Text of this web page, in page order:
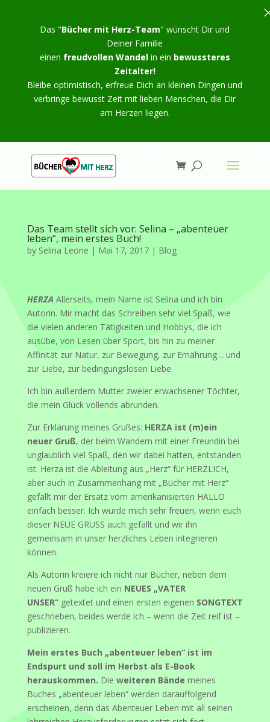
Das Team stellt sich vor: Selina – „abenteuer
leben“, mein erstes Buch!
by Selina Leone | Mai 17, 2017| Blog
HERZA Allerseits, mein Name ist Selina und ich bin
Autorin. Mir macht das Schreiben sehr viel Spaß, wie
die vielen anderen Tätigkeiten und Hobbys, die ich
ausübe, von Lesen über Sport, bis hin zu meiner
Affinität zur Natur, zur Bewegung, zur Ernährung… und
zur Liebe, zur bedingungslosen Liebe.
Ich bin außerdem Mutter zweier erwachsener Töchter,
die mein Glück vollends abrunden.
Zur Erklärung meines Grußes: HERZA ist (m)ein
neuer Gruß, der beim Wandern mit einer Freundin bei
unglaublich viel Spaß, den wir dabei hatten, entstanden
ist. Herza ist die Ableitung aus „Herz“ für HERZLICH,
aber auch in Zusammenhang mit „Bücher mit Herz“
gefällt mir der Ersatz vom amerikanisierten HALLO
einfach besser. Ich würde mich sehr freuen, wenn euch
dieser NEUE GRUSS auch gefällt und wir ihn
gemeinsam in unser herzliches Leben integrieren
können.
Als Autorin kreiere ich nicht nur Bücher, neben dem
neuen Gruß habe ich ein NEUES „VATER
UNSER“getextet und einen ersten eigenen SONGTEXT
geschrieben, beides werde ich – wenn die Zeit reif ist –
publizieren.
Mein erstes Buch „abenteuer leben“ ist im
Endspurt und soll im Herbst als E-Book
herauskommen. Die weiteren Bände meines
Buches „abenteuer leben“ werden darauffolgend
erscheinen, denn das Abenteuer Leben mit all seinen
Das "Bücher mit Herz-Team" wünscht Dir und
Deiner Familie
einen freudvollen Wandelin ein bewussteres
Zeitalter!
Bleibe optimistisch, erfreue Dich an kleinen Dingen und
verbringe bewusst Zeit mit lieben Menschen, die Dir
am Herzen liegen.